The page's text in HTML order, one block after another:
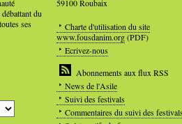
du
ses
59100 Roubaix
Charte d'utilisation du site
www.fousdanim.org(PDF)
Ecrivez-nous
Abonnements aux flux RSS
News de l'Asile
Suivi des festivals
Commentaires du suivi des